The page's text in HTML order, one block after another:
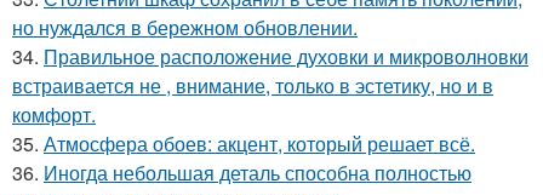
но нуждался в бережном обновлении.
34. Правильное расположение духовки и микроволновки
встраивается не , внимание, только в эстетику, но и в
комфорт.
35. Атмосфера обоев: акцент, который решает всё.
36. Иногда небольшая деталь способна полностью